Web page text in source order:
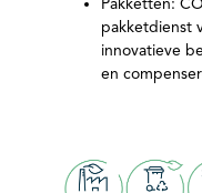
Pakketten:
pakketdienst
innovatieve
en